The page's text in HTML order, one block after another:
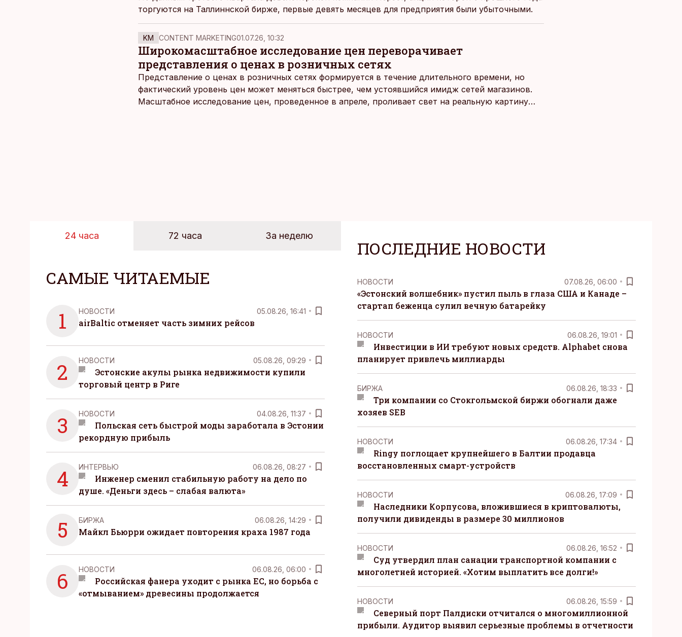
торгуются на Таллиннской бирже, первые девять месяцев для предприятия были убыточными.
KM CONTENT MARKETING01.07.26, 10:32
Широкомасштабное исследование цен переворачивает
представления о ценах в розничных сетях
Представление о ценах в розничных сетях формируется в течение длительного времени, но
фактический уровень цен может меняться быстрее, чем устоявшийся имидж сетей магазинов.
Масштабное исследование цен, проведенное в апреле, проливает свет на реальную картину
24 часа 72 часа За неделю
САМЫЕ ЧИТАЕМЫЕ
1 НОВОСТИ 05.08.26, 16:41
airBaltic отменяет часть зимних рейсов
2 НОВОСТИ 05.08.26, 09:29
Эстонские акулы рынка недвижимости купили
торговый центр в Риге
3 НОВОСТИ 04.08.26, 11:37
Польская сеть быстрой моды заработала в Эстонии
рекордную прибыль
4 ИНТЕРВЬЮ 06.08.26, 08:27
Инженер сменил стабильную работу на дело по
душе. «Деньги здесь – слабая валюта»
5 БИРЖА 06.08.26, 14:29
Майкл Бьюрри ожидает повторения краха 1987 года
6 НОВОСТИ 06.08.26, 06:00
Российская фанера уходит с рынка ЕС, но борьба с
«отмыванием» древесины продолжается
ПОСЛЕДНИЕ НОВОСТИ
НОВОСТИ 07.08.26, 06:00
«Эстонский волшебник» пустил пыль в глаза США и Канаде –
стартап беженца сулил вечную батарейку
НОВОСТИ 06.08.26, 19:01
Инвестиции в ИИ требуют новых средств. Alphabet снова
планирует привлечь миллиарды
БИРЖА 06.08.26, 18:33
Три компании со Стокгольмской биржи обогнали даже
хозяев SEB
НОВОСТИ 06.08.26, 17:34
Ringy поглощает крупнейшего в Балтии продавца
восстановленных смарт-устройств
НОВОСТИ 06.08.26, 17:09
Наследники Корпусова, вложившиеся в криптовалюты,
получили дивиденды в размере 30 миллионов
НОВОСТИ 06.08.26, 16:52
Суд утвердил план санации транспортной компании с
многолетней историей. «Хотим выплатить все долги!»
НОВОСТИ 06.08.26, 15:59
Северный порт Палдиски отчитался о многомиллионной
прибыли. Аудитор выявил серьезные проблемы в отчетности